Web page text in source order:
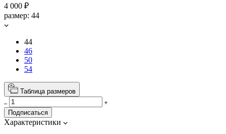
4 000 ₽
размер: 44
44
46
50
54
Таблица размеров
Подписаться
Характеристики